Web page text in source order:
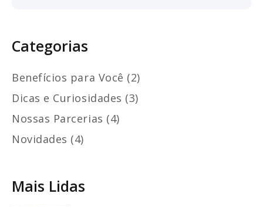
Categorias
Benefícios para Você (2)
Dicas e Curiosidades (3)
Nossas Parcerias (4)
Novidades (4)
Mais Lidas